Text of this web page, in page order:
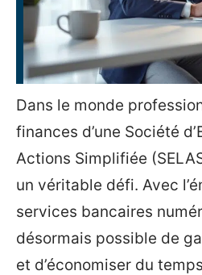
Dans le monde
finances d’une Société
Actions Simplifiée
un véritable défi. Avec
services bancaires
désormais possible de
et d’économiser du